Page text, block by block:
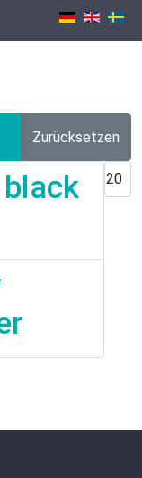
language
Zurücksetzen